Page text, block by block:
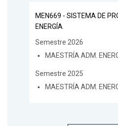
MEN669 - SISTEMA DE
ENERGÍA
Semestre 2026
MAESTRÍA ADM.
Semestre 2025
MAESTRÍA ADM.